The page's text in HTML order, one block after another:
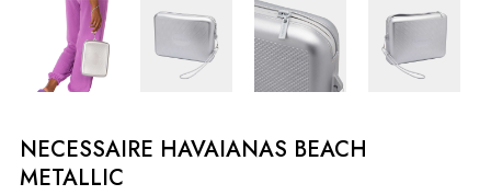
NECESSAIRE HAVAIANAS BEACH
METALLIC